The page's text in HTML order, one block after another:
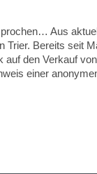
Aus
Trier. Bereits seit
den Verkauf
einer